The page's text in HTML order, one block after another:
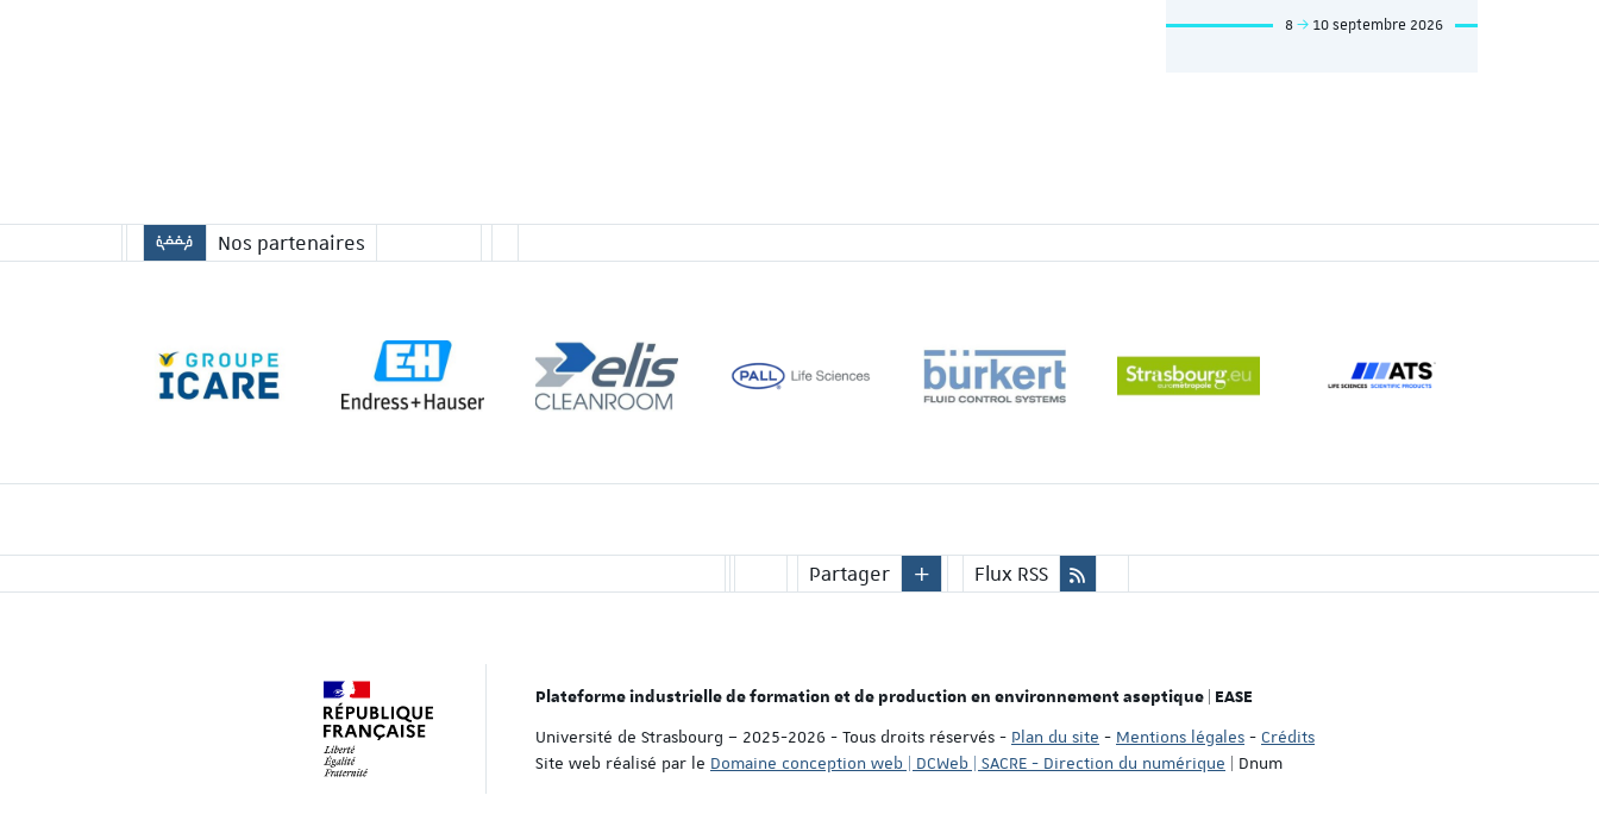
8 10 septembre 2026
Nos partenaires
Partager Flux RSS
Plateforme industrielle de formation et de production en environnement aseptique | EASE
Université de Strasbourg – 2025-2026 - Tous droits réservés - Plan du site - Mentions légales - Crédits
Site web réalisé par le Domaine conception web | DCWeb | SACRE - Direction du numérique | Dnum